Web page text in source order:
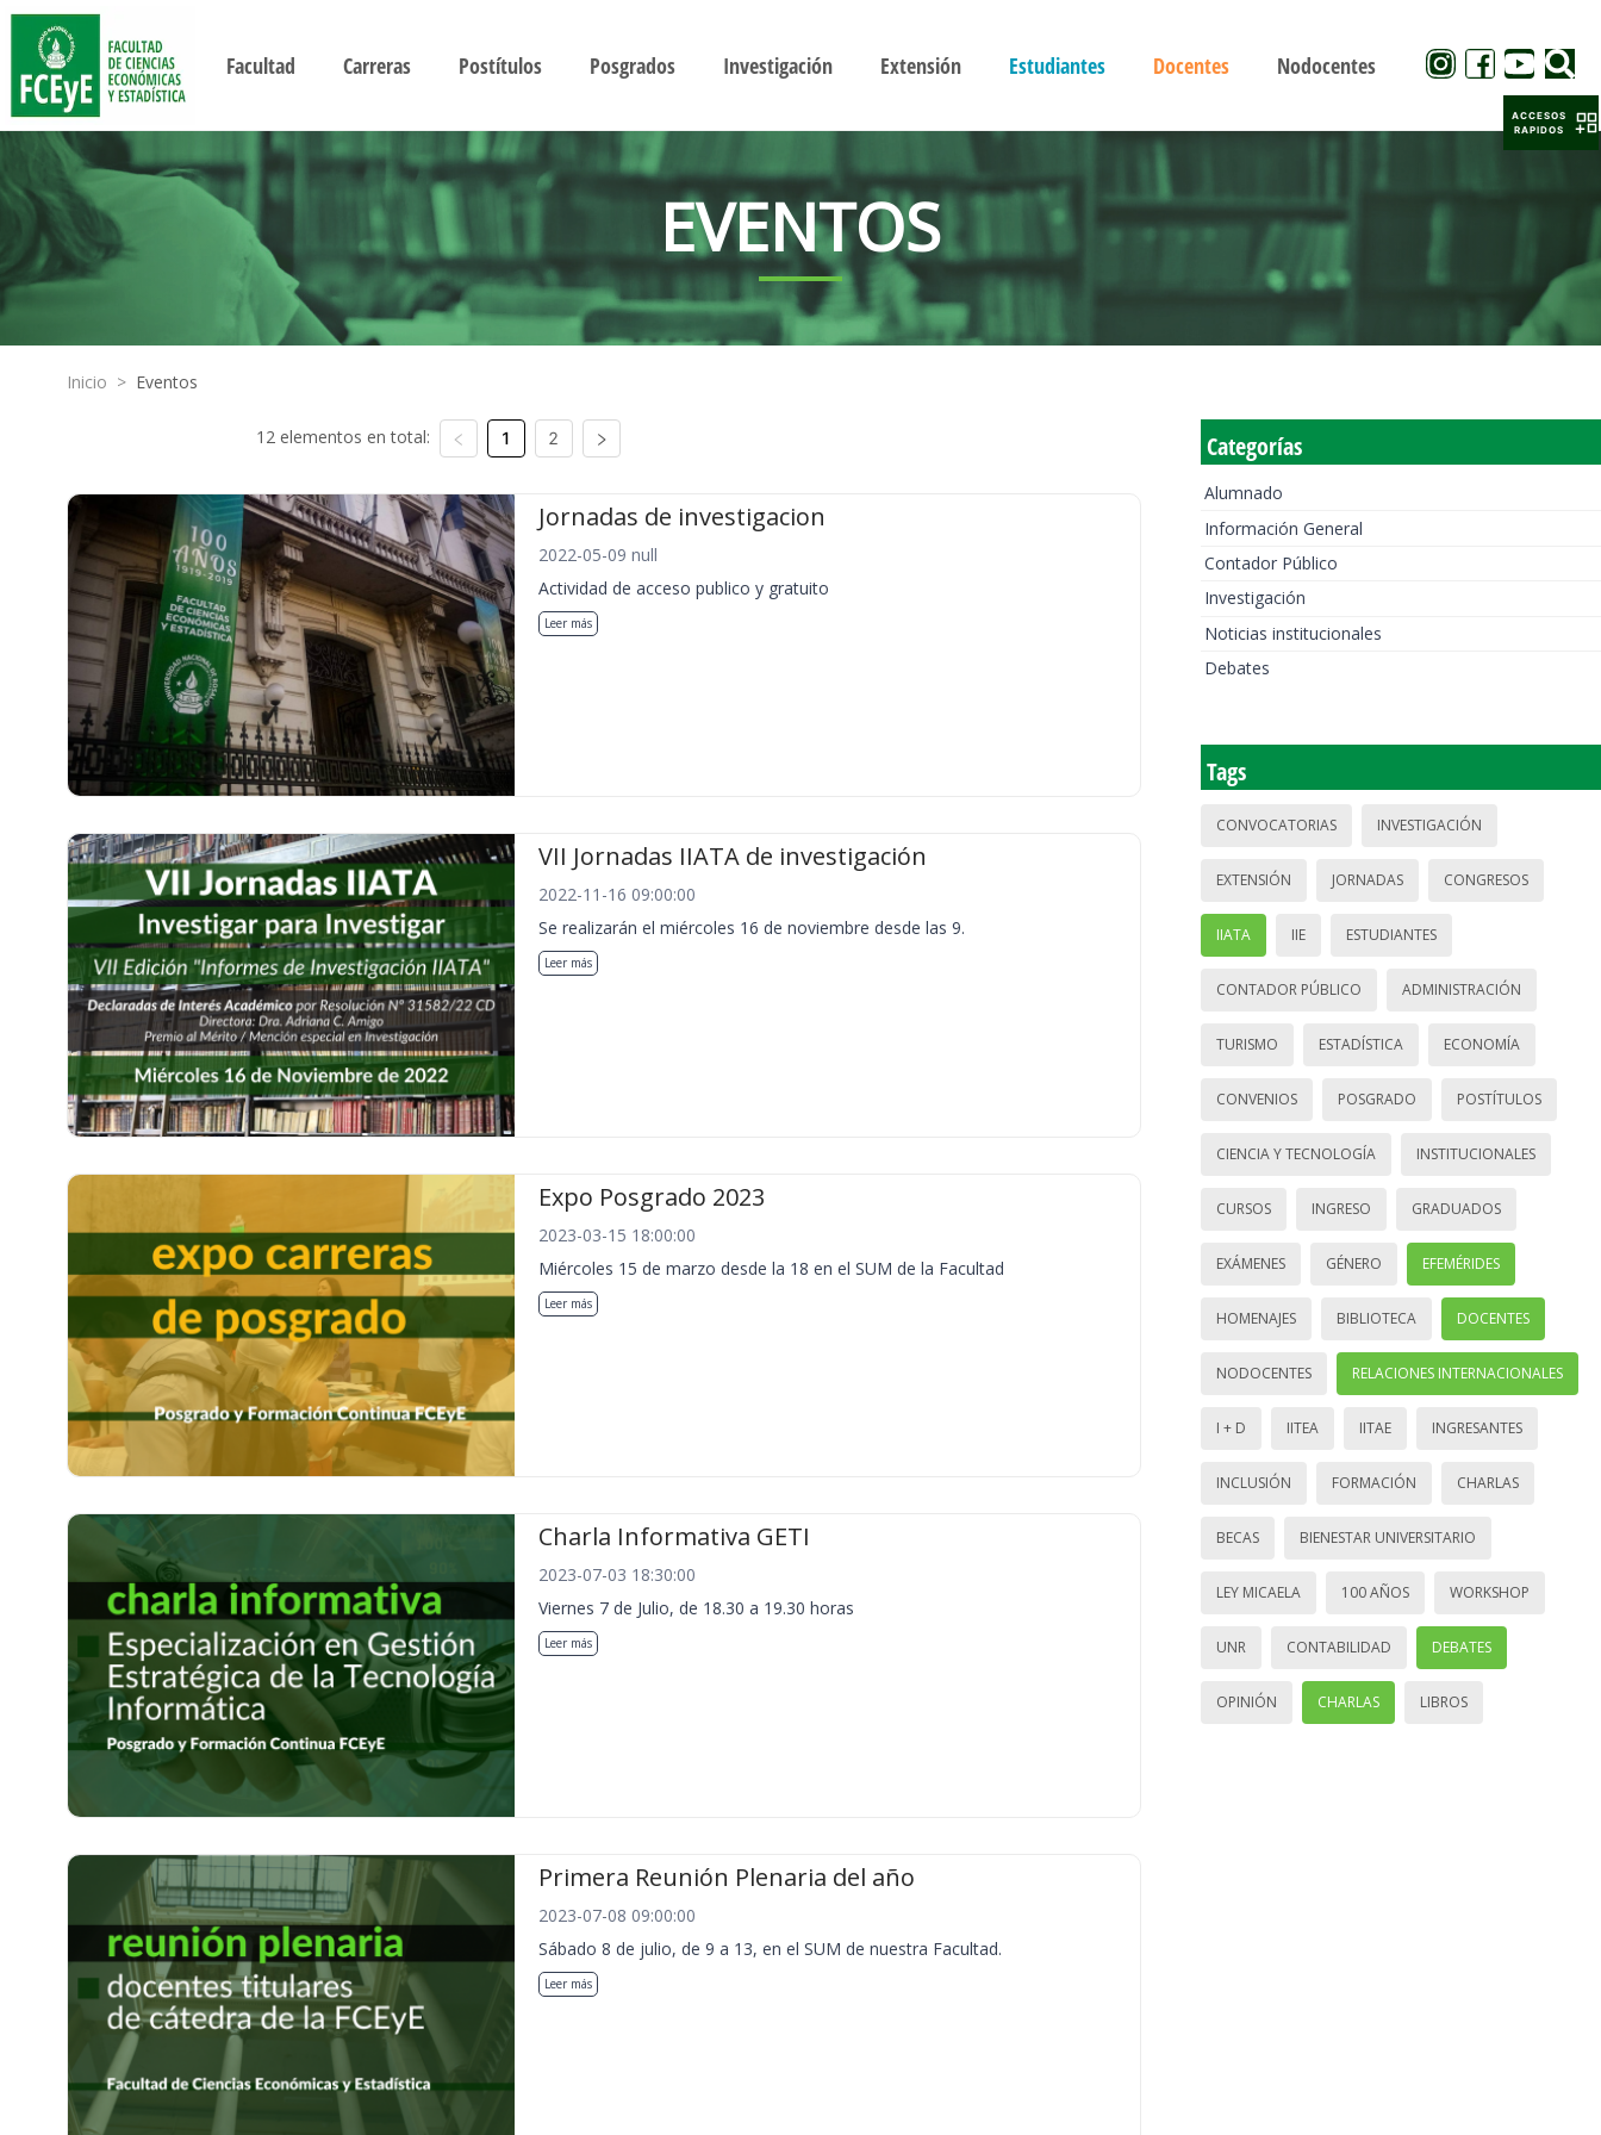
Facultad Carreras Postítulos Posgrados Investigación Extensión Estudiantes Docentes Nodocentes
EVENTOS
Inicio > Eventos
12 elementos en total: 1 2
Jornadas de investigacion
2022-05-09 null
Actividad de acceso publico y gratuito
Leer más
VII Jornadas IIATA de investigación
2022-11-16 09:00:00
Se realizarán el miércoles 16 de noviembre desde las 9.
Leer más
Expo Posgrado 2023
2023-03-15 18:00:00
Miércoles 15 de marzo desde la 18 en el SUM de la Facultad
Leer más
Charla Informativa GETI
2023-07-03 18:30:00
Viernes 7 de Julio, de 18.30 a 19.30 horas
Leer más
Primera Reunión Plenaria del año
2023-07-08 09:00:00
Sábado 8 de julio, de 9 a 13, en el SUM de nuestra Facultad.
Leer más
Categorías
Alumnado
Información General
Contador Público
Investigación
Noticias institucionales
Debates
Tags
CONVOCATORIAS INVESTIGACIÓN
EXTENSIÓN JORNADAS CONGRESOS
IIATA IIE ESTUDIANTES
CONTADOR PÚBLICO ADMINISTRACIÓN
TURISMO ESTADÍSTICA ECONOMÍA
CONVENIOS POSGRADO POSTÍTULOS
CIENCIA Y TECNOLOGÍA INSTITUCIONALES
CURSOS INGRESO GRADUADOS
EXÁMENES GÉNERO EFEMÉRIDES
HOMENAJES BIBLIOTECA DOCENTES
NODOCENTES RELACIONES INTERNACIONALES
I + D IITEA IITAE INGRESANTES
INCLUSIÓN FORMACIÓN CHARLAS
BECAS BIENESTAR UNIVERSITARIO
LEY MICAELA 100 AÑOS WORKSHOP
UNR CONTABILIDAD DEBATES
OPINIÓN CHARLAS LIBROS
ACCESOS
RAPIDOS